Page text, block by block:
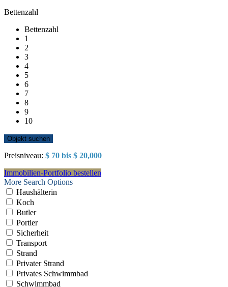
Bettenzahl
Bettenzahl
1
2
3
4
5
6
7
8
9
10
Preisniveau: $ 70 bis $ 20,000
Immobilien-Portfolio bestellen
More Search Options
Haushälterin
Koch
Butler
Portier
Sicherheit
Transport
Strand
Privater Strand
Privates Schwimmbad
Schwimmbad